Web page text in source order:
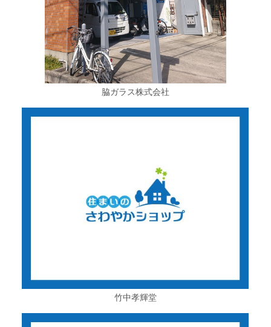
脇ガラス株式会社
竹中孝輝堂